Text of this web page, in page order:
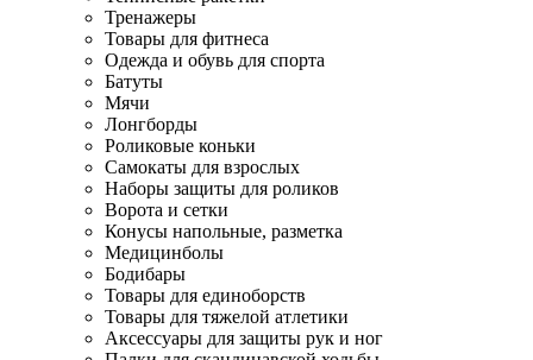
Тренажеры
Товары для фитнеса
Одежда и обувь для спорта
Батуты
Мячи
Лонгборды
Роликовые коньки
Самокаты для взрослых
Наборы защиты для роликов
Ворота и сетки
Конусы напольные, разметка
Медицинболы
Бодибары
Товары для единоборств
Товары для тяжелой атлетики
Аксессуары для защиты рук и ног